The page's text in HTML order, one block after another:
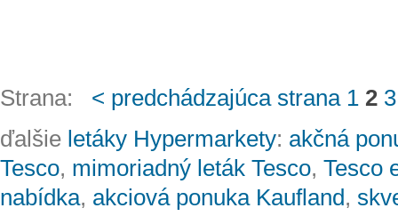
Strana: < predchádzajúca strana 1 2 3
ďalšie letáky Hypermarkety: akčná
Tesco, mimoriadný leták Tesco, Tesco
nabídka, akciová ponuka Kaufland,